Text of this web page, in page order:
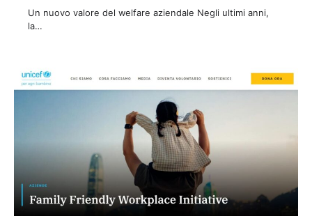
Un nuovo valore del welfare aziendale Negli ultimi anni,
la…